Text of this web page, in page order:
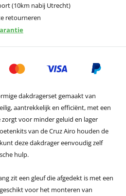
(10km nabij Utrecht)
retourneren
dakdragerset gemaakt van
aantrekkelijk en efficiënt, met een
voor minder geluid en lager
van de Cruz Airo houden de
deze dakdrager eenvoudig zelf
hulp.
zit een gleuf die afgedekt is met een
voor het monteren van